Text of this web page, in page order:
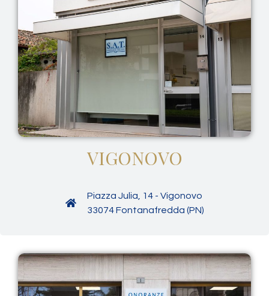
VIGONOVO
Piazza Julia, 14 - Vigonovo
33074 Fontanafredda (PN)